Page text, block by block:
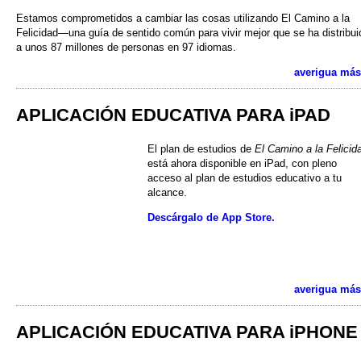
Estamos comprometidos a cambiar las cosas utilizando El Camino a la
Felicidad—una guía de sentido común para vivir mejor que se ha
a unos 87 millones de personas en 97 idiomas.
averigua
APLICACIÓN EDUCATIVA PARA iPAD
El plan de estudios de El Camino a la
está ahora disponible en iPad, con pleno
acceso al plan de estudios educativo a tu
alcance.
Descárgalo de App Store.
averigua
APLICACIÓN EDUCATIVA PARA iPHONE